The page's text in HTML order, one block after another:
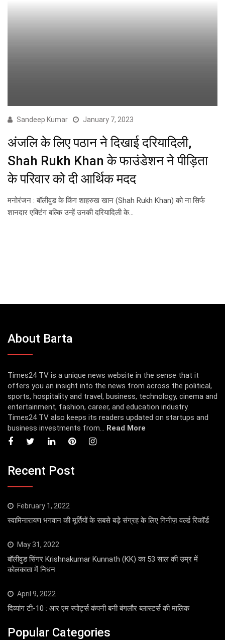
Sandeep Kumar January 7, 2023
अंजलि के लिए पठान ने दिखाई दरियादिली,
Shah Rukh Khan के फाउंडेशन ने पीड़िता
के परिवार को दी आर्थिक मदद
मनोरंजन : बॉलीवुड के किंग शाहरुख खान (Shah Rukh Khan) को ना सिर्फ
शानदार एक्टिंग बल्कि उन्हें उनकी दरियादिली के…
About Barta
Times24 TV is a unique news website in the sense that it
offers you an insight into the news from across the political,
sports, hospitality and travel, business, technology, cinema and
entertainment, fashion, career, and education industry.
Times24 TV also keeps its readers updated on startups and
business investments from... Read More
Recent Post
February 1, 2022
स्वामिनारायण भगवान की मूर्तियों के सबसे बड़े संग्रह के लिए गिनीज़ वर्ल्ड रिकॉर्ड
May 31, 2022
बॉलीवुड सिंगर Krishnakumar Kunnath (KK) का 53 साल की उम्र में
कोलकाता में निधन
April 9, 2022
दिव्यांग टी-10 : आर एम स्पोर्ट्स कंपनी बनी बंगलौर ब्लास्टर्स की मालिक
Popular Categories